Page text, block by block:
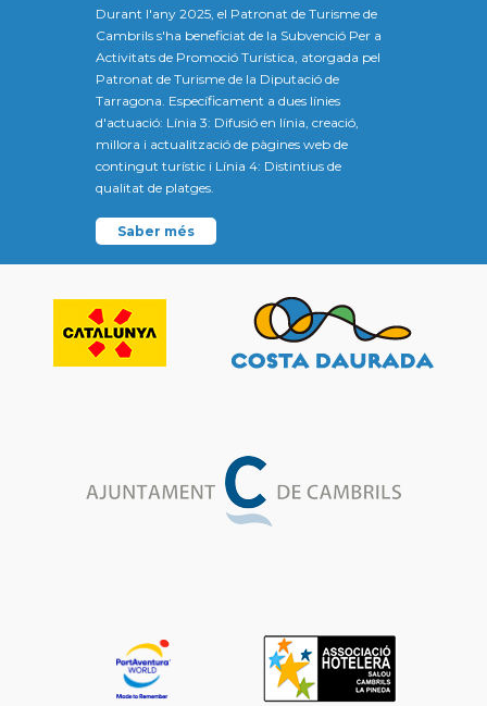
Durant l'any 2025, el Patronat de Turisme de
Cambrils s'ha beneficiat de la Subvenció Per a
Activitats de Promoció Turística, atorgada pel
Patronat de Turisme de la Diputació de
Tarragona. Específicament a dues línies
d'actuació: Línia 3: Difusió en línia, creació,
millora i actualització de pàgines web de
contingut turístic i Línia 4: Distintius de
qualitat de platges.
Saber més